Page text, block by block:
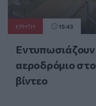
ΚΡΗΤΗ 15:43
Εντυπωσιάζουν
αεροδρόμιο
βίντεο